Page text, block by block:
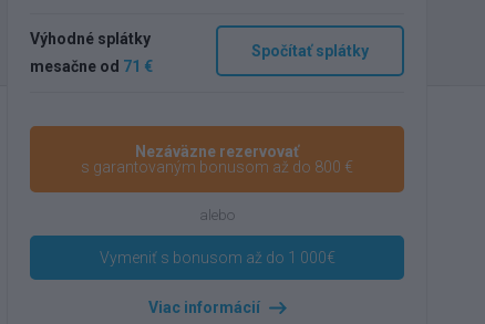
Výhodné splátky
mesačne od 71 €
Spočítať splátky
Nezáväzne rezervovať
s garantovaným bonusom až do 800 €
alebo
Vymeniť s bonusom až do 1 000€
Viac informácií